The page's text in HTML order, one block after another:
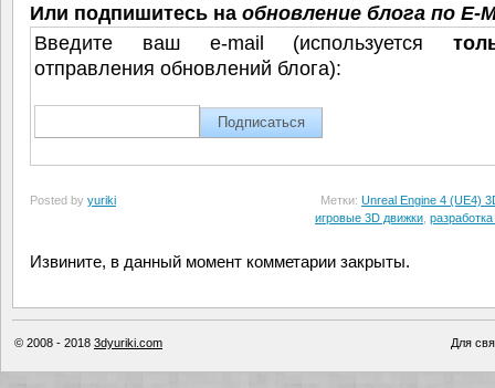
Или подпишитесь на обновление блога по E-
Введите ваш e-mail (используется
отправления обновлений блога):
Posted by yuriki Метки: Unreal Engine 4 (UE4)
игровые 3D движки,
Извините, в данный момент комметарии закрыты.
© 2008 - 2018 3dyuriki.com Для